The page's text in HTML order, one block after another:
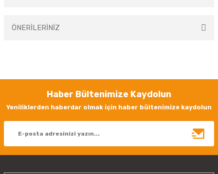
ÖNERİLERİNİZ
Görüş ve önerileriniz için teşekkür ederiz.
Ürün resmi kalitesiz, bozuk veya görüntülenemiyor.
Ürün bilgilerinde hatalar bulunuyor.
Haber Bültenimize Kaydolun
Yeniliklerden haberdar olmak için haber bültenimize kaydolun